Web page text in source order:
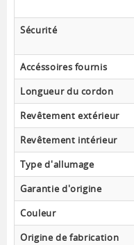
Sécurité
Accéssoires fournis
Longueur du cordon
Revêtement extérieur
Revêtement intérieur
Type d'allumage
Garantie d'origine
Couleur
Origine de fabrication